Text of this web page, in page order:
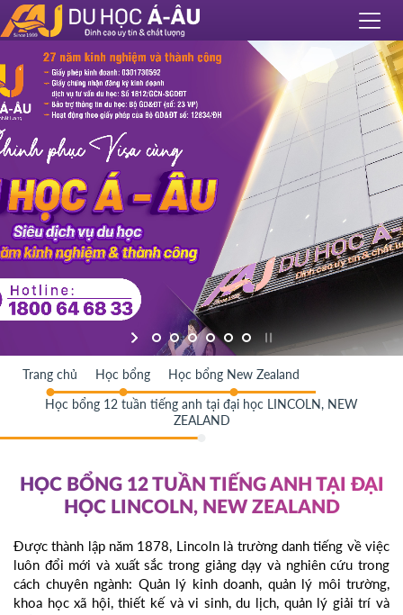
Trang chủ Học bổng Học bổng New Zealand
Học bổng 12 tuần tiếng anh tại đại học LINCOLN, NEW
ZEALAND
HỌC BỔNG 12 TUẦN TIẾNG ANH TẠI ĐẠI
HỌC LINCOLN, NEW ZEALAND
Được thành lập năm 1878, Lincoln là trường danh tiếng về việc
luôn đổi mới và xuất sắc trong giảng dạy và nghiên cứu trong
cách chuyên ngành: Quản lý kinh doanh, quản lý môi trường,
khoa học xã hội, thiết kế và vi sinh, du lịch, quản lý giải trí và